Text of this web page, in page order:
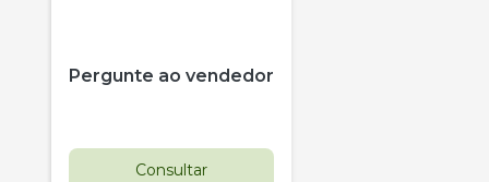
Pergunte ao vendedor
Consultar